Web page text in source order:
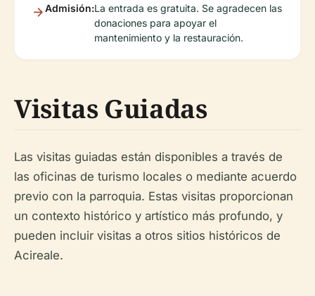
Admisión:La entrada es gratuita. Se agradecen las
donaciones para apoyar el
mantenimiento y la restauración.
Visitas Guiadas
Las visitas guiadas están disponibles a través de
las oficinas de turismo locales o mediante acuerdo
previo con la parroquia. Estas visitas proporcionan
un contexto histórico y artístico más profundo, y
pueden incluir visitas a otros sitios históricos de
Acireale.